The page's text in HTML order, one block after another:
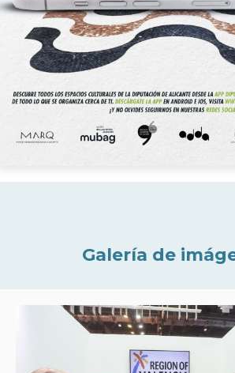
Galería de